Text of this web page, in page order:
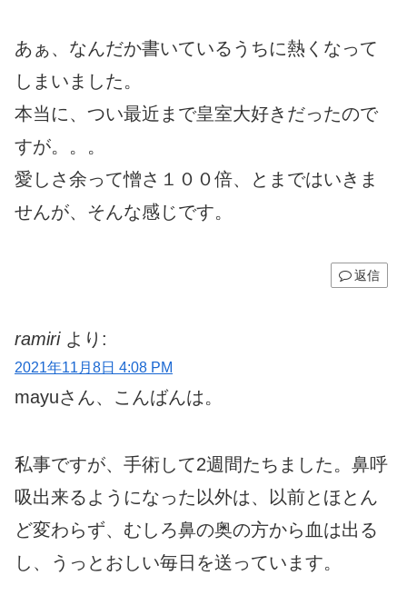
あぁ、なんだか書いているうちに熱くなって
しまいました。
本当に、つい最近まで皇室大好きだったので
すが。。。
愛しさ余って憎さ１００倍、とまではいきま
せんが、そんな感じです。
返信
ramiri より:
2021年11月8日 4:08 PM
mayuさん、こんばんは。
私事ですが、手術して2週間たちました。鼻呼
吸出来るようになった以外は、以前とほとん
ど変わらず、むしろ鼻の奥の方から血は出る
し、うっとおしい毎日を送っています。